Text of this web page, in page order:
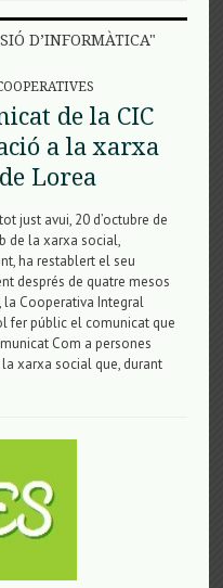
D’INFORMÀTICA"
de la CIC
a la xarxa
Lorea
just avui, 20 d’octubre de
de la xarxa social,
ha restablert el seu
després de quatre mesos
la Cooperativa Integral
fer públic el comunicat que
Com a persones
xarxa social que, durant